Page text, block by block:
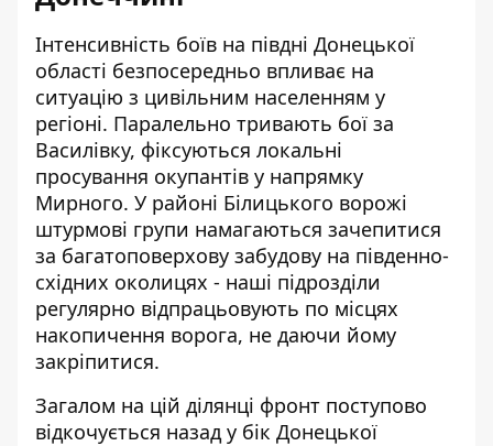
Інтенсивність боїв на півдні Донецької
області безпосередньо впливає на
ситуацію з цивільним населенням у
регіоні. Паралельно тривають бої за
Василівку, фіксуються локальні
просування окупантів у напрямку
Мирного. У районі Білицького ворожі
штурмові групи намагаються зачепитися
за багатоповерхову забудову на південно-
східних околицях - наші підрозділи
регулярно відпрацьовують по місцях
накопичення ворога, не даючи йому
закріпитися.
Загалом на цій ділянці фронт поступово
відкочується назад у бік Донецької